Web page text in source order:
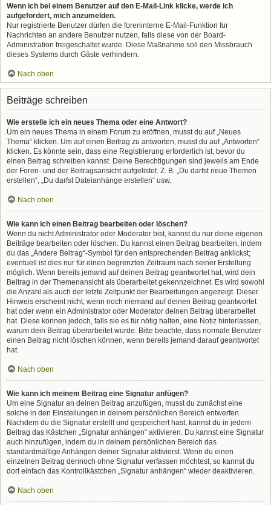
Wenn ich bei einem Benutzer auf den E-Mail-Link klicke, werde ich
aufgefordert, mich anzumelden.
Nur registrierte Benutzer dürfen die foreninterne E-Mail-Funktion für
Nachrichten an andere Benutzer nutzen, falls diese von der Board-
Administration freigeschaltet wurde. Diese Maßnahme soll den Missbrauch
dieses Systems durch Gäste verhindern.
Nach oben
Beiträge schreiben
Wie erstelle ich ein neues Thema oder eine Antwort?
Um ein neues Thema in einem Forum zu eröffnen, musst du auf „Neues
Thema“ klicken. Um auf einen Beitrag zu antworten, musst du auf „Antworten“
klicken. Es könnte sein, dass eine Registrierung erforderlich ist, bevor du
einen Beitrag schreiben kannst. Deine Berechtigungen sind jeweils am Ende
der Foren- und der Beitragsansicht aufgelistet. Z. B. „Du darfst neue Themen
erstellen“, „Du darfst Dateianhänge erstellen“ usw.
Nach oben
Wie kann ich einen Beitrag bearbeiten oder löschen?
Wenn du nicht Administrator oder Moderator bist, kannst du nur deine eigenen
Beiträge bearbeiten oder löschen. Du kannst einen Beitrag bearbeiten, indem
du das „Ändere Beitrag“-Symbol für den entsprechenden Beitrag anklickst;
eventuell ist dies nur für einen begrenzten Zeitraum nach seiner Erstellung
möglich. Wenn bereits jemand auf deinen Beitrag geantwortet hat, wird dein
Beitrag in der Themenansicht als überarbeitet gekennzeichnet. Es wird sowohl
die Anzahl als auch der letzte Zeitpunkt der Bearbeitungen angezeigt. Dieser
Hinweis erscheint nicht, wenn noch niemand auf deinen Beitrag geantwortet
hat oder wenn ein Administrator oder Moderator deinen Beitrag überarbeitet
hat. Diese können jedoch, falls sie es für nötig halten, eine Notiz hinterlassen,
warum dein Beitrag überarbeitet wurde. Bitte beachte, dass normale Benutzer
einen Beitrag nicht löschen können, wenn bereits jemand darauf geantwortet
hat.
Nach oben
Wie kann ich meinem Beitrag eine Signatur anfügen?
Um eine Signatur an deinen Beitrag anzufügen, musst du zunächst eine
solche in den Einstellungen in deinem persönlichen Bereich entwerfen.
Nachdem du die Signatur erstellt und gespeichert hast, kannst du in jedem
Beitrag das Kästchen „Signatur anhängen“ aktivieren. Du kannst eine Signatur
auch hinzufügen, indem du in deinem persönlichen Bereich das
standardmäßige Anhängen deiner Signatur aktivierst. Wenn du einen
einzelnen Beitrag dennoch ohne Signatur verfassen möchtest, so kannst du
dort einfach das Kontrollkästchen „Signatur anhängen“ wieder deaktivieren.
Nach oben